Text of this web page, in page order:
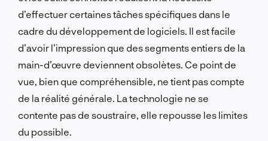
d’effectuer certaines tâches spécifiques dans le
cadre du développement de logiciels. Il est facile
d’avoir l’impression que des segments entiers de la
main-d’œuvre deviennent obsolètes. Ce point de
vue, bien que compréhensible, ne tient pas compte
de la réalité générale. La technologie ne se
contente pas de soustraire, elle repousse les limites
du possible.